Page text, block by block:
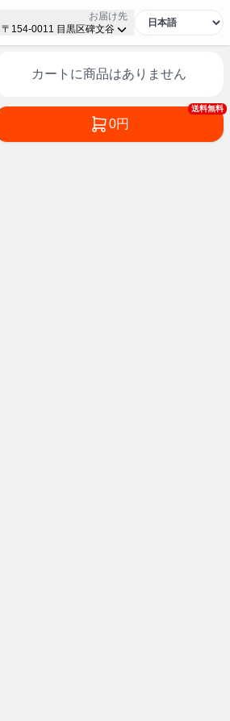
お届け先
〒154-0011 目黒区碑文谷
カートに商品はありません
送料無料
0円